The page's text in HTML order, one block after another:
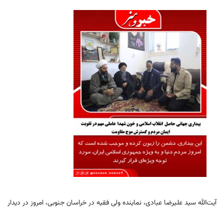
آیت‌الله سید علیرضا عبادی، نماینده ولی فقیه در خراسان جنوبی، امروز در دیدار